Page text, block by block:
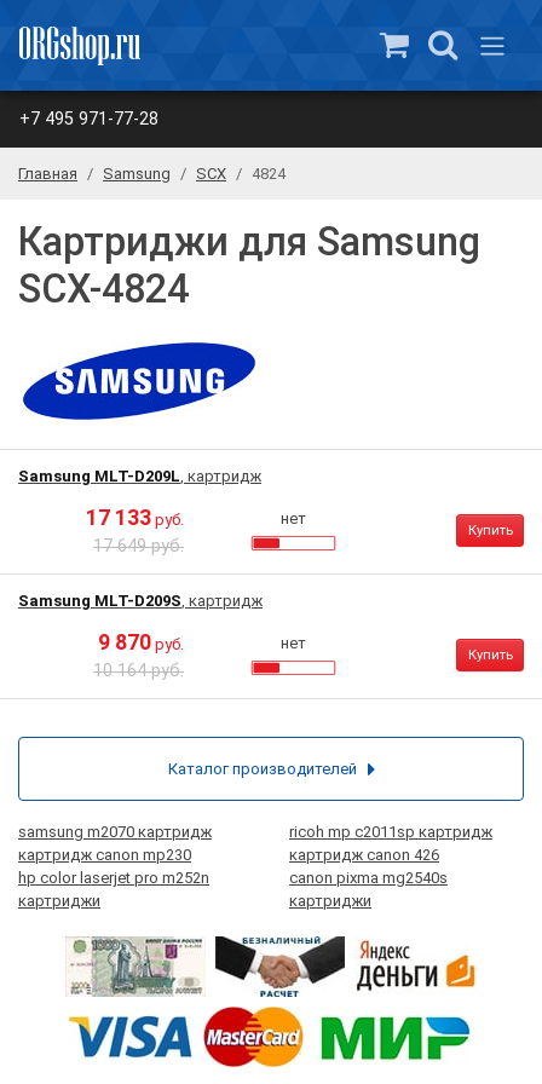
+7 495 971-77-28
Главная Samsung SCX 4824
Картриджи для Samsung
SCX-4824
Samsung MLT-D209L, картридж
17 133 руб.
17 649 руб.
нет
Купить
Samsung MLT-D209S, картридж
9 870 руб.
10 164 руб.
нет
Купить
samsung m2070 картридж
ricoh mp c2011sp картридж
картридж canon mp230
картридж canon 426
hp color laserjet pro m252n
картриджи
canon pixma mg2540s
картриджи